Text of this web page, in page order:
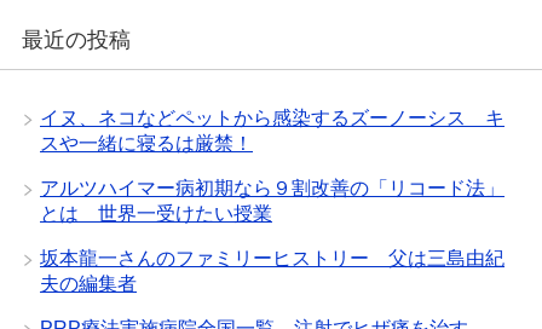
最近の投稿
イヌ、ネコなどペットから感染するズーノーシス キ
スや一緒に寝るは厳禁！
アルツハイマー病初期なら９割改善の「リコード法」
とは 世界一受けたい授業
坂本龍一さんのファミリーヒストリー 父は三島由紀
夫の編集者